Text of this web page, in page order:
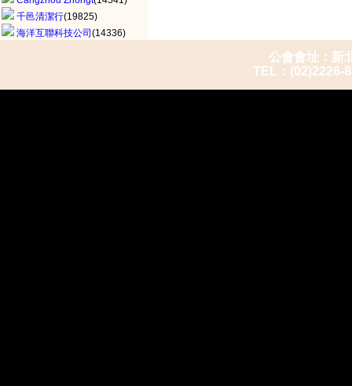
千邑清潔行(19825)
海洋互聯科技公司 (14336)
公會會址：新
TEL：